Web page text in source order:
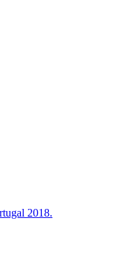
2018.